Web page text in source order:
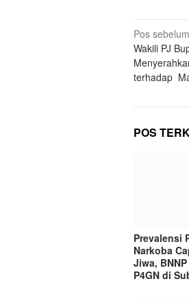
pos
Pos
Wakili PJ
terhadap
POS
Prevalensi
Narkoba
Jiwa,
P4GN di